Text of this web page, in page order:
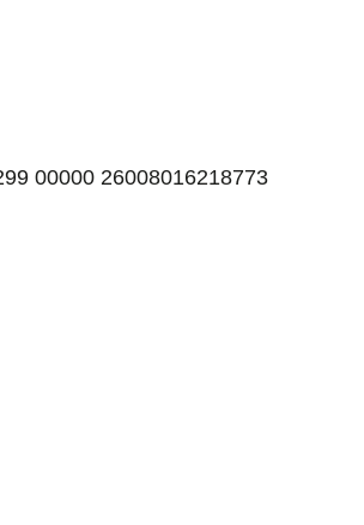
00000 26008016218773